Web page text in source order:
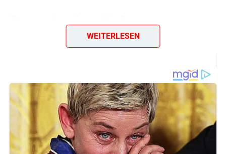
Russische Kekse
400 g Mehl
2 Eßlöffel Butter
200 ml Sahne oder Milch
3 Eßlöffel Puderzucker
1/2 Teelöffel Speisenatron
WEITERLESEN